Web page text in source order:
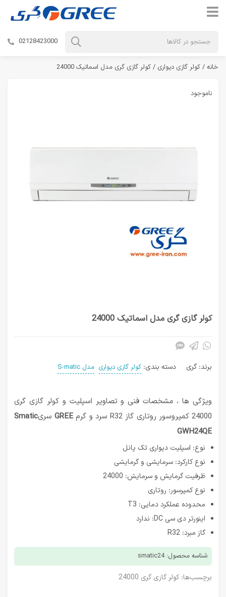
02128423000
خانه / کولر گازی دیواری / کولر گازی گری مدل اسماتیک 24000
ناموجود
کولر گازی گری مدل اسماتیک 24000
برند: گری دسته بندی: کولر گازی دیواری مدل S-matic
ویژگی ها ، مشخصات فنی و تصاویر اسپلیت و کولر گازی گری
24000 کمپروسور روتاری گاز R32 سرد و گرم
GREEسریSmatic
GWH24QE
نوع: اسپلیت دیواری تک پانل
نوع کارکرد: سرمایشی و گرمایشی
ظرفیت گرمایش و سرمایش: 24000
نوع کمپرسور: روتاری
محدوده عملکرد دمایی: T3
اینورتر دی سی DC: ندارد
گاز مبرد: R32
شناسه محصول: smatic24
برچسب‌ها: کولر گازی گری 24000